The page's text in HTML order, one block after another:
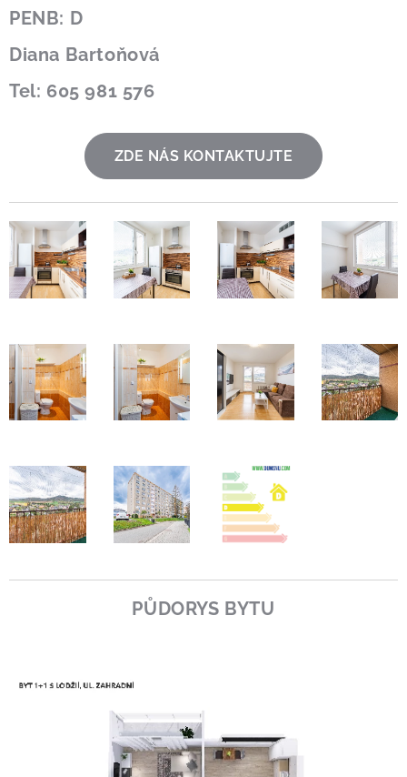
PENB: D
Diana Bartoňová
Tel: 605 981 576
ZDE NÁS KONTAKTUJTE
PŮDORYS BYTU